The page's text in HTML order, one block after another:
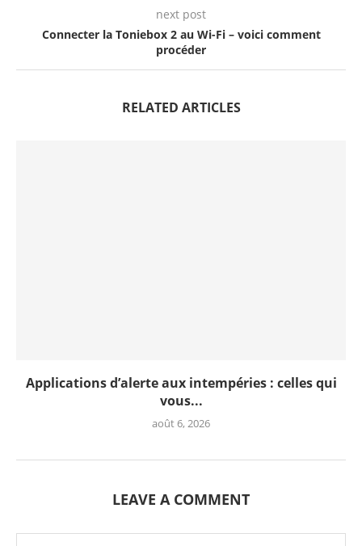
next post
Connecter la Toniebox 2 au Wi-Fi – voici comment
procéder
RELATED ARTICLES
Applications d’alerte aux intempéries : celles qui
vous...
août 6, 2026
LEAVE A COMMENT